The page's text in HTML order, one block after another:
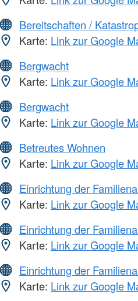
Bereitschaften /
Karte: Link zur Google
Bergwacht
Karte: Link zur Google
Bergwacht
Karte: Link zur Google
Betreutes Wohnen
Karte: Link zur Google
Einrichtung der
Karte: Link zur Google
Einrichtung der
Karte: Link zur Google
Einrichtung der
Karte: Link zur Google